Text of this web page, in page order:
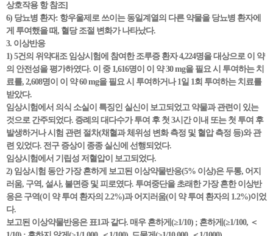
상호작용 항 참조]
6) 당뇨병 환자: 항우울제로 쓰이는 동일계열의 다른 약물을 당뇨병 환자에
게 투여했을 때, 혈당 조절 변화가 나타났다.
3. 이상반응
1) 5건의 위약대조 임상시험에 참여한 조루증 환자 4,224명을 대상으로 이 약
의 안전성을 평가하였다. 이 중 1,616명이 이 약 30 mg을 필요 시 투여하는 치
료를, 2,608명이 이 약 60 mg을 필요 시 투여하거나 1일 1회 투여하는 치료를
받았다.
임상시험에서 의식 소실이 특징인 실신이 보고되었고 약물과 관련이 있는
것으로 간주되었다. 증례의 대다수가 투여 후 첫 3시간 이내 또는 첫 투여 후
발생하거나 시험 관련 절차(채혈과 체위성 변화 측정 및 혈압 측정 등)와 관
련 있었다. 전구 증상이 종종 실신에 선행되었다.
임상시험에서 기립성 저혈압이 보고되었다.
2) 임상시험 동안 가장 흔하게 보고된 이상약물반응(5% 이상)은 두통, 어지
러움, 구역, 설사, 불면증 및 피로였다. 투여중단을 초래한 가장 흔한 이상반
응은 구역(이 약 투여 환자의 2.2%)과 어지러움(이 약 투여 환자의 1.2%)이었
다.
보고된 이상약물반응은 표1과 같다. 매우 흔하게(≥1/10) ; 흔하게(≥1/100, ＜